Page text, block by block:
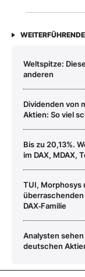
Weltspitze:
anderen
Dividenden von
Aktien: So viel
Bis zu 20,13%.
im DAX, MDAX,
TUI, Morphosys
überraschenden
DAX‑Familie
Analysten
deutschen